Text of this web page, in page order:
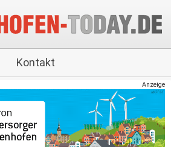
Kontakt
Anzeige